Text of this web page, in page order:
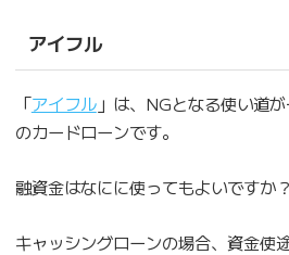
アイフル
「アイフル」は、NGとなる使い道
のカードローンです。
融資金はなにに使ってもよいですか？
キャッシングローンの場合、資金使